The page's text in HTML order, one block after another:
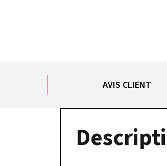
AVIS CLIENT